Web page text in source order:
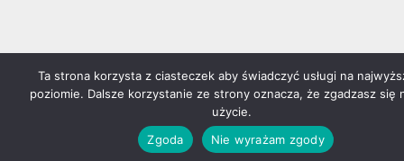
Ta strona korzysta z ciasteczek aby świadczyć usługi na
poziomie. Dalsze korzystanie ze strony oznacza, że zgadzasz się
użycie.
Zgoda
Nie wyrażam zgody